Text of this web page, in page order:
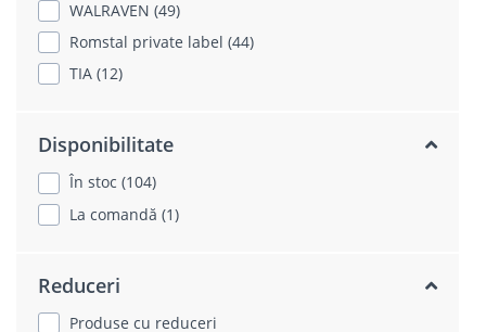
WALRAVEN (49)
Romstal private label (44)
TIA (12)
Disponibilitate
În stoc (104)
La comandă (1)
Reduceri
Produse cu reduceri